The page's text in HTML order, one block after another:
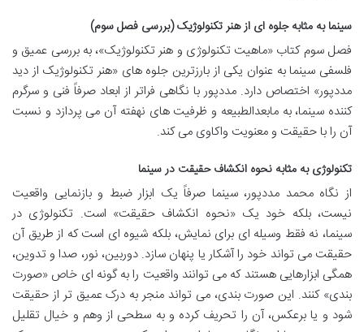
سینما به مثابه جلوه ای از هنر تکنولوژیک (بررسی فصل سوم)
فصل سوم کتاب «ماهیت تکنولوژی و هنر تکنولوژیک»، به بررسی عمیق و
فلسفی سینما به عنوان یکی از بارزترین جلوه های «هنر تکنولوژیک از دید
مددپور» اختصاص دارد. مددپور با نگاهی فراتر از ابعاد صرفاً فنی و سرگرم
کننده سینما، به مابعدالطبیعه و ظرفیت های نهفته آن می پردازد و نسبت
آن را با حقیقت و معنویت واکاوی می کند.
تکنولوژی به مثابه نحوه انکشاف حقیقت در سینما
از نگاه محمد مددپور، سینما صرفاً یک ابزار ضبط و بازنمایی واقعیت
نیست، بلکه خود یک «نحوه انکشاف حقیقت» است. تکنولوژی در
سینما، نه فقط وسیله ای برای نمایش، بلکه شیوه ای است که از طریق آن
حقیقت می تواند خود را آشکار یا پنهان سازد. دوربین، نور، صدا و تدوین،
همگی ابزارهایی هستند که می توانند واقعیت را به گونه ای خاص «صورت
بندی» کنند. این صورت بندی، می تواند منجر به درک عمیق تر از حقیقت
شود و یا برعکس، آن را تحریف کرده و به سطحی از وهم و خیال تقلیل